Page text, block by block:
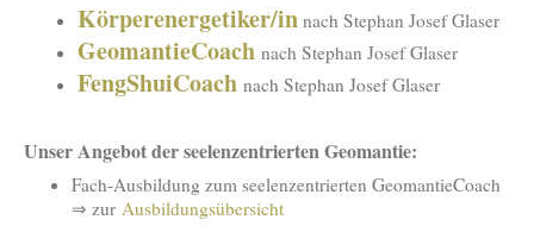
Körperenergetiker/in nach Stephan Josef Glaser
GeomantieCoach nach Stephan Josef Glaser
FengShuiCoach nach Stephan Josef Glaser
Unser Angebot der seelenzentrierten Geomantie:
Fach-Ausbildung zum seelenzentrierten GeomantieCoach
⇒ zur Ausbildungsübersicht